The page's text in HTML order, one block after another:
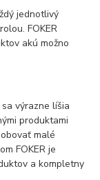
jednotlivý
FOKER
akú možno
výrazne líšia
produktami
malé
FOKER je
a kompletny